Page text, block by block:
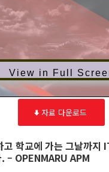
View in Full
자료 다운로드
고 학교에 가는 그날까지
– OPENMARU APM